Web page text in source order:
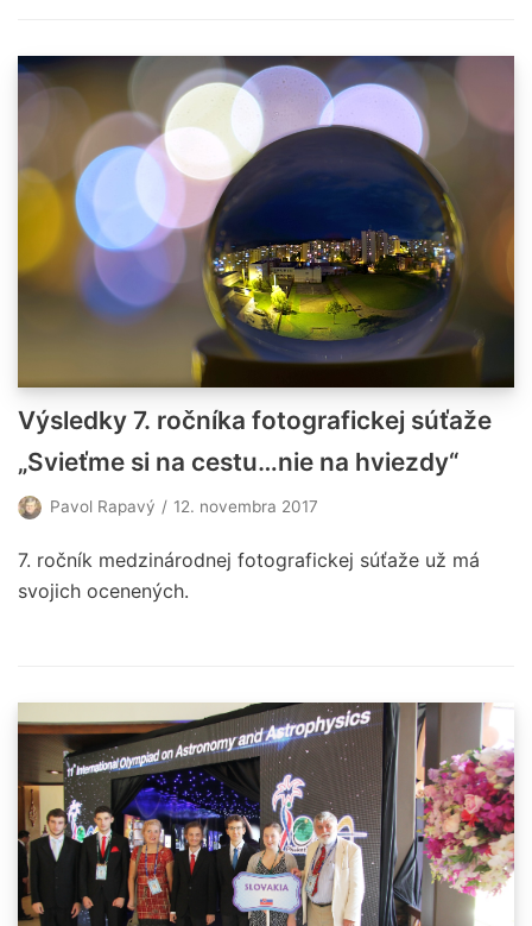
Výsledky 7. ročníka fotografickej súťaže
„Svieťme si na cestu…nie na hviezdy“
Pavol Rapavý 12. novembra 2017
7. ročník medzinárodnej fotografickej súťaže už má
svojich ocenených.